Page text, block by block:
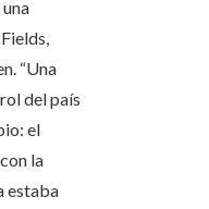
“Una
del país
el
la
estaba